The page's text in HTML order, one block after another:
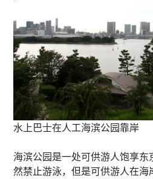
水上巴士在人工海滨公园靠岸
海滨公园是一处可供游人饱享东
然禁止游泳，但是可供游人在